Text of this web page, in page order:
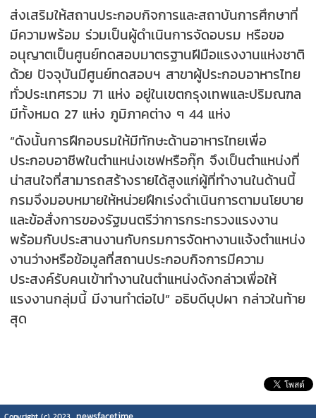
ส่งเสริมให้สถานประกอบกิจการและสถาบันการศึกษาที่
มีความพร้อม ร่วมเป็นผู้ดำเนินการจัดอบรม หรือขอ
อนุญาตเป็นศูนย์ทดสอบมาตรฐานฝีมือแรงงานแห่งชาติ
ด้วย ปัจจุบันมีศูนย์ทดสอบฯ สาขาผู้ประกอบอาหารไทย
ทั่วประเทศรวม 71 แห่ง อยู่ในเขตกรุงเทพและปริมณฑล
มีทั้งหมด 27 แห่ง ภูมิภาคต่าง ๆ 44 แห่ง
“ดังนั้นการฝึกอบรมให้มีทักษะด้านอาหารไทยเพื่อ
ประกอบอาชีพในตำแหน่งเชฟหรือกุ๊ก จึงเป็นตำแหน่งที่
น่าสนใจที่สามารถสร้างรายได้สูงแก่ผู้ที่ทำงานในด้านนี้
กรมจึงมอบหมายให้หน่วยฝึกเร่งดำเนินการตามนโยบาย
และข้อสั่งการของรัฐมนตรีว่าการกระทรวงแรงงาน
พร้อมกับประสานงานกับกรมการจัดหางานแจ้งตำแหน่ง
งานว่างหรือข้อมูลที่สถานประกอบกิจการมีความ
ประสงค์รับคนเข้าทำงานในตำแหน่งดังกล่าวเพื่อให้
แรงงานกลุ่มนี้ มีงานทำต่อไป” อธิบดีบุปผา กล่าวในท้าย
สุด